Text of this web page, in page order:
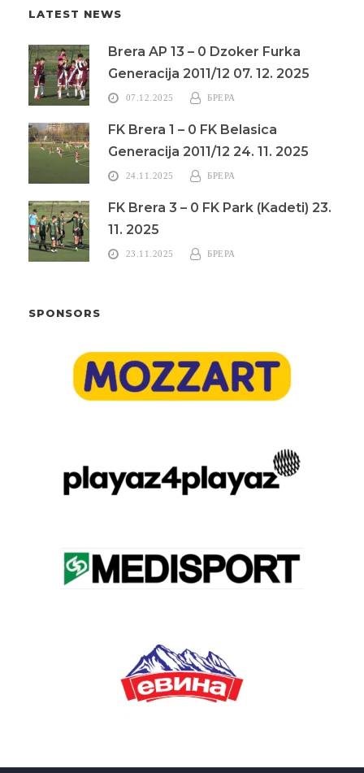
LATEST NEWS
Brera AP 13 – 0 Dzoker Furka
Generacija 2011/12 07. 12. 2025
07.12.2025 БРЕРА
FK Brera 1 – 0 FK Belasica
Generacija 2011/12 24. 11. 2025
24.11.2025 БРЕРА
FK Brera 3 – 0 FK Park (Kadeti) 23.
11. 2025
23.11.2025 БРЕРА
SPONSORS